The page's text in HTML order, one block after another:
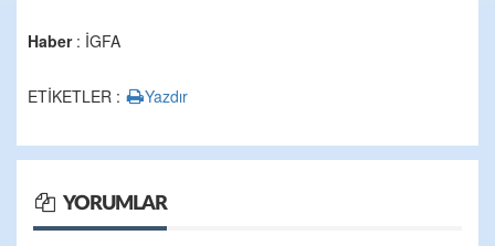
Haber: İGFA
ETİKETLER : Yazdır
YORUMLAR